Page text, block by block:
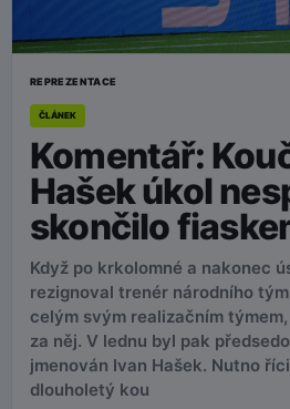
REPREZENTACE
ČLÁNEK
Komentář:
Hašek úkol
skončilo
Když po krkolomné a nakonec
rezignoval trenér národního
celým svým realizačním
za něj. V lednu byl pak
jmenován Ivan Hašek. Nutno
dlouholetý kou